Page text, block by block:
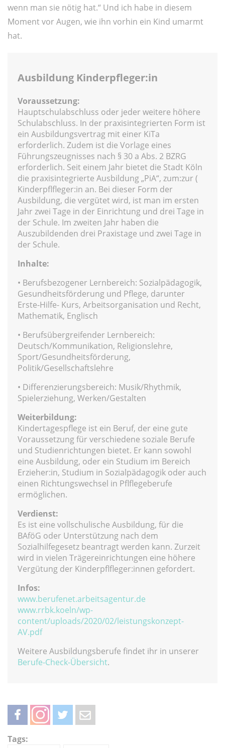
wenn man sie nötig hat.“ Und ich habe in diesem
Moment vor Augen, wie ihn vorhin ein Kind umarmt
hat.
Ausbildung Kinderpfleger:in
Voraussetzung:
Hauptschulabschluss oder jeder weitere höhere
Schulabschluss. In der praxisintegrierten Form ist
ein Ausbildungsvertrag mit einer KiTa
erforderlich. Zudem ist die Vorlage eines
Führungszeugnisses nach § 30 a Abs. 2 BZRG
erforderlich. Seit einem Jahr bietet die Stadt Köln
die praxisintegrierte Ausbildung „PiA“, zum:zur (
Kinderpflfleger:in an. Bei dieser Form der
Ausbildung, die vergütet wird, ist man im ersten
Jahr zwei Tage in der Einrichtung und drei Tage in
der Schule. Im zweiten Jahr haben die
Auszubildenden drei Praxistage und zwei Tage in
der Schule.
Inhalte:
• Berufsbezogener Lernbereich: Sozialpädagogik,
Gesundheitsförderung und Pflege, darunter
Erste-Hilfe- Kurs, Arbeitsorganisation und Recht,
Mathematik, Englisch
• Berufsübergreifender Lernbereich:
Deutsch/Kommunikation, Religionslehre,
Sport/Gesundheitsförderung,
Politik/Gesellschaftslehre
• Differenzierungsbereich: Musik/Rhythmik,
Spielerziehung, Werken/Gestalten
Weiterbildung:
Kindertagespflege ist ein Beruf, der eine gute
Voraussetzung für verschiedene soziale Berufe
und Studienrichtungen bietet. Er kann sowohl
eine Ausbildung, oder ein Studium im Bereich
Erzieher:in, Studium in Sozialpädagogik oder auch
einen Richtungswechsel in Pflflegeberufe
ermöglichen.
Verdienst:
Es ist eine vollschulische Ausbildung, für die
BAföG oder Unterstützung nach dem
Sozialhilfegesetz beantragt werden kann. Zurzeit
wird in vielen Trägereinrichtungen eine höhere
Vergütung der Kinderpflfleger:innen gefordert.
Infos:
www.berufenet.arbeitsagentur.de
www.rrbk.koeln/wp-
content/uploads/2020/02/leistungskonzept-
AV.pdf
Weitere Ausbildungsberufe findet ihr in unserer
Berufe-Check-Übersicht.
teilen
Tags: